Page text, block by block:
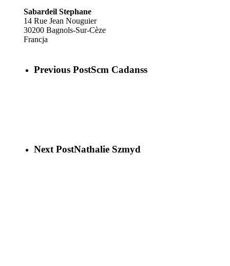
Sabardeil Stephane
14 Rue Jean Nouguier
30200 Bagnols-Sur-Cèze
Francja
Previous PostScm Cadanss
Next PostNathalie Szmyd